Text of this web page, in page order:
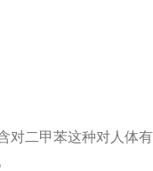
对二甲苯这种对人体有